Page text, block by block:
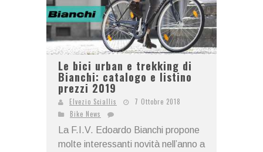
Le bici urban e trekking di
Bianchi: catalogo e listino
prezzi 2019
Elvezio Sciallis
7 Ottobre 2018
Bike News
La F.I.V. Edoardo Bianchi propone
molte interessanti novità nell’anno a